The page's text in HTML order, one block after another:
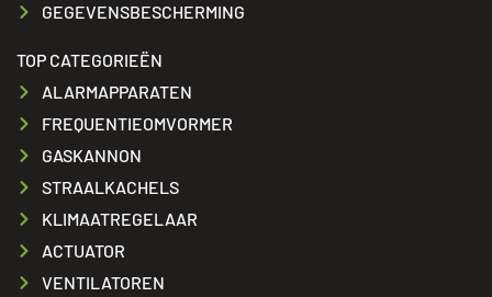
GEGEVENSBESCHERMING
TOP CATEGORIEËN
ALARMAPPARATEN
FREQUENTIEOMVORMER
GASKANNON
STRAALKACHELS
KLIMAATREGELAAR
ACTUATOR
VENTILATOREN